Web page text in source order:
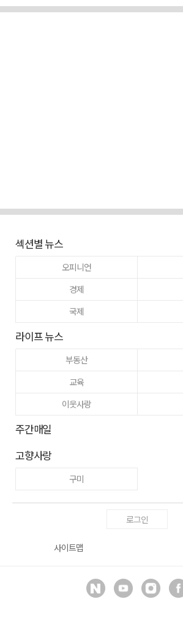
섹션별 뉴스
오피니언
경제
국제
라이프 뉴스
부동산
교육
이웃사랑
주간매일
고향사랑
구미
로그인
사이트맵